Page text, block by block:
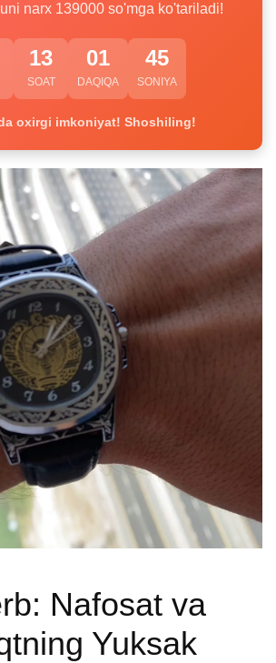
narx 139000 so'mga ko'tariladi!
13
SOAT
01
DAQIQA
45
SONIYA
oxirgi imkoniyat! Shoshiling!
Nafosat va
Yuksak